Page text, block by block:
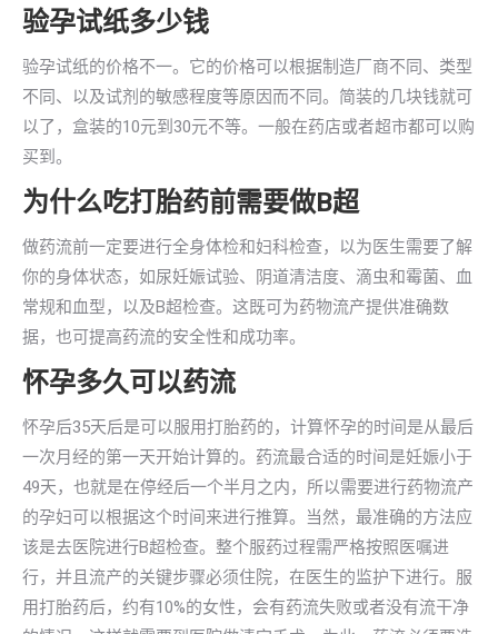
验孕试纸多少钱
验孕试纸的价格不一。它的价格可以根据制造厂商不同、类型
不同、以及试剂的敏感程度等原因而不同。简装的几块钱就可
以了，盒装的10元到30元不等。一般在药店或者超市都可以购
买到。
为什么吃打胎药前需要做B超
做药流前一定要进行全身体检和妇科检查，以为医生需要了解
你的身体状态，如尿妊娠试验、阴道清洁度、滴虫和霉菌、血
常规和血型，以及B超检查。这既可为药物流产提供准确数
据，也可提高药流的安全性和成功率。
怀孕多久可以药流
怀孕后35天后是可以服用打胎药的，计算怀孕的时间是从最后
一次月经的第一天开始计算的。药流最合适的时间是妊娠小于
49天，也就是在停经后一个半月之内，所以需要进行药物流产
的孕妇可以根据这个时间来进行推算。当然，最准确的方法应
该是去医院进行B超检查。整个服药过程需严格按照医嘱进
行，并且流产的关键步骤必须住院，在医生的监护下进行。服
用打胎药后，约有10%的女性，会有药流失败或者没有流干净